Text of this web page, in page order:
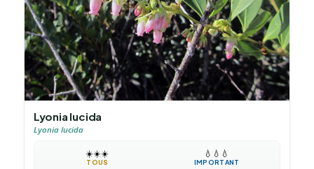
Lyonia lucida
Lyonia lucida
☀️☀️☀️
TOUS
💧 💧 💧
IMPORTANT